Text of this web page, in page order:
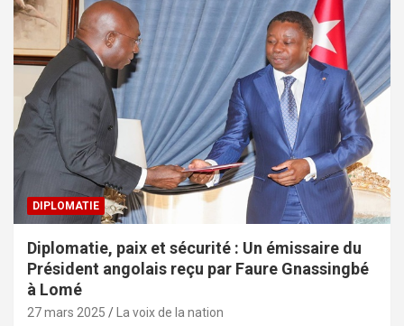
DIPLOMATIE
Diplomatie, paix et sécurité : Un émissaire du
Président angolais reçu par Faure Gnassingbé
à Lomé
27 mars 2025 La voix de la nation